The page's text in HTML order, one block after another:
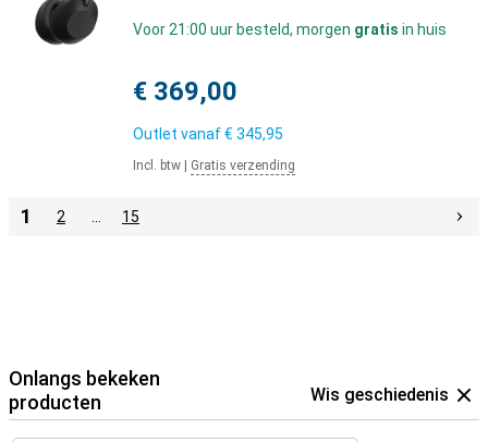
Voor 21:00 uur besteld, morgen gratis in huis
€ 369,00
Outlet vanaf€ 345,95
Incl. btw Gratis verzending
1 2 15
Onlangs bekeken
producten
Wis geschiedenis